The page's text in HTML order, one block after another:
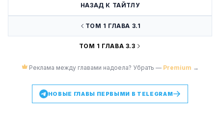
НАЗАД К ТАЙТЛУ
ТОМ 1 ГЛАВА 3.1
ТОМ 1 ГЛАВА 3.3
Реклама между главами надоела? Убрать — Premium →
НОВЫЕ ГЛАВЫ ПЕРВЫМИ В TELEGRAM